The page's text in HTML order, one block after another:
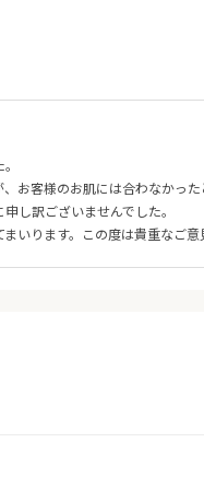
お客様のお肌には合わなかっ
し訳ございませんでした。
いります。この度は貴重なご意